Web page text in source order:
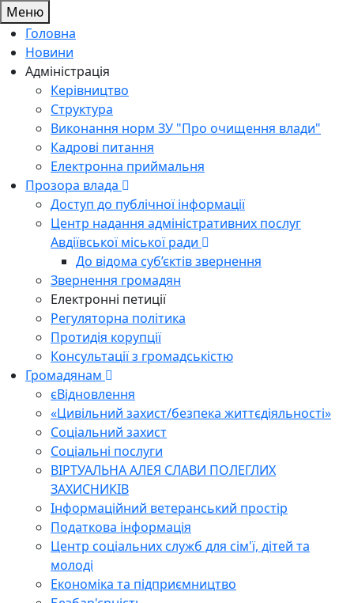
Меню
Головна
Новини
Адміністрація
Керівництво
Структура
Виконання норм ЗУ "Про очищення влади"
Кадрові питання
Електронна приймальня
Прозора влада
Доступ до публічної інформації
Центр надання адміністративних послуг
Авдіївської міської ради
До відома суб’єктів звернення
Звернення громадян
Електронні петиції
Регуляторна політика
Протидія корупції
Консультації з громадськістю
Громадянам
єВідновлення
«Цивільний захист/безпека життєдіяльності»
Соціальний захист
Соціальні послуги
ВІРТУАЛЬНА АЛЕЯ СЛАВИ ПОЛЕГЛИХ
ЗАХИСНИКІВ
Інформаційний ветеранський простір
Податкова інформація
Центр соціальних служб для сім'ї, дітей та
молоді
Економіка та підприємництво